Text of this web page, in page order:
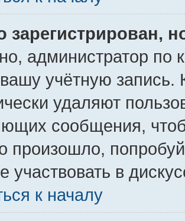
зарегистрирован,
администратор по
учётную запись.
удаляют
сообщения,
произошло,
участвовать в
к началу